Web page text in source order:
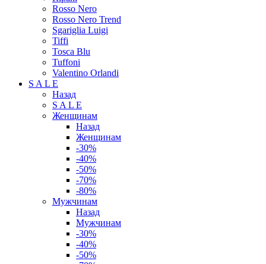
Rosso Nero
Rosso Nero Trend
Sgariglia Luigi
Tiffi
Tosca Blu
Tuffoni
Valentino Orlandi
S A L E
Назад
S A L E
Женщинам
Назад
Женщинам
-30%
-40%
-50%
-70%
-80%
Мужчинам
Назад
Мужчинам
-30%
-40%
-50%